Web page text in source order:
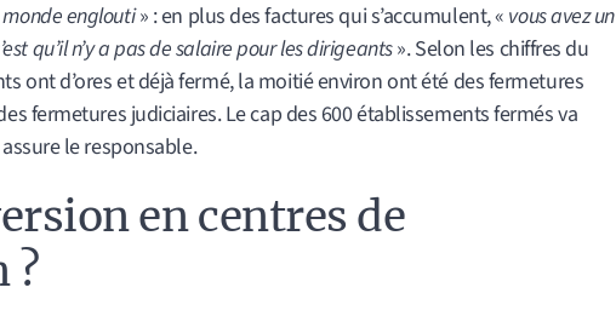
monde englouti» : en plus des factures qui s’accumulent, « vous avez un
qu’il n’y a pas de salaire pour les dirigeants». Selon les chiffres du
ont d’ores et déjà fermé, la moitié environ ont été des fermetures
fermetures judiciaires. Le cap des 600 établissements fermés va
le responsable.
en centres de
?